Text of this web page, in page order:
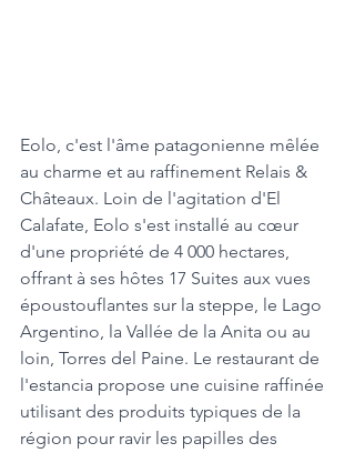
Eolo, c'est l'âme patagonienne mêlée
au charme et au raffinement Relais &
Châteaux. Loin de l'agitation d'El
Calafate, Eolo s'est installé au cœur
d'une propriété de 4 000 hectares,
offrant à ses hôtes 17 Suites aux vues
époustouflantes sur la steppe, le Lago
Argentino, la Vallée de la Anita ou au
loin, Torres del Paine. Le restaurant de
l'estancia propose une cuisine raffinée
utilisant des produits typiques de la
région pour ravir les papilles des